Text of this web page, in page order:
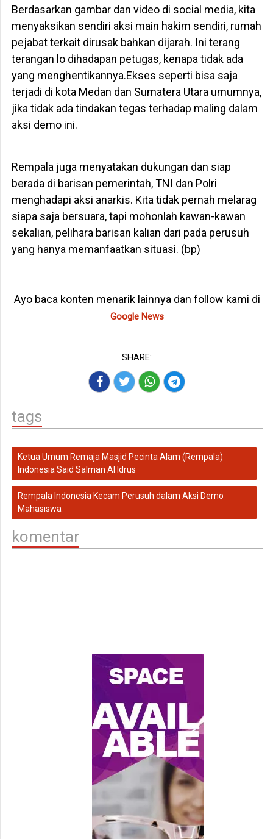
Berdasarkan gambar dan video di social media, kita
menyaksikan sendiri aksi main hakim sendiri, rumah
pejabat terkait dirusak bahkan dijarah. Ini terang
terangan lo dihadapan petugas, kenapa tidak ada
yang menghentikannya.Ekses seperti bisa saja
terjadi di kota Medan dan Sumatera Utara umumnya,
jika tidak ada tindakan tegas terhadap maling dalam
aksi demo ini.
Rempala juga menyatakan dukungan dan siap
berada di barisan pemerintah, TNI dan Polri
menghadapi aksi anarkis. Kita tidak pernah melarag
siapa saja bersuara, tapi mohonlah kawan-kawan
sekalian, pelihara barisan kalian dari pada perusuh
yang hanya memanfaatkan situasi. (bp)
Ayo baca konten menarik lainnya dan follow kami di
Google News
SHARE:
tags
Ketua Umum Remaja Masjid Pecinta Alam (Rempala)
Indonesia Said Salman Al Idrus
Rempala Indonesia Kecam Perusuh dalam Aksi Demo
Mahasiswa
komentar